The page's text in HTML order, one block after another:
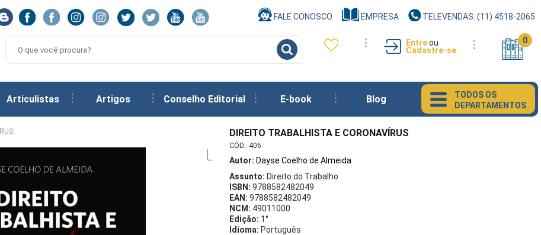
FALE CONOSCO EMPRESA TELEVENDAS: (11) 4518-2065
Entreou
Cadastre-se
0
Articulistas Artigos Conselho Editorial E-book Blog
TODOS OS
DEPARTAMENTOS
DIREITO TRABALHISTA E CORONAVÍRUS
CÓD.: 406
Autor: Dayse Coelho de Almeida
Assunto: Direito do Trabalho
ISBN: 9788582482049
EAN: 9788582482049
NCM: 49011000
Edição: 1°
Idioma: Português